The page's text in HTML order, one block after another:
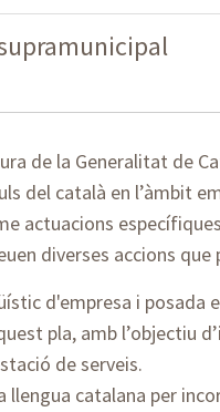
de la Generalitat de
del català en l’àmbit
actuacions
diverses accions
d'empresa i
pla, amb l’objectiu
de serveis.
catalana per